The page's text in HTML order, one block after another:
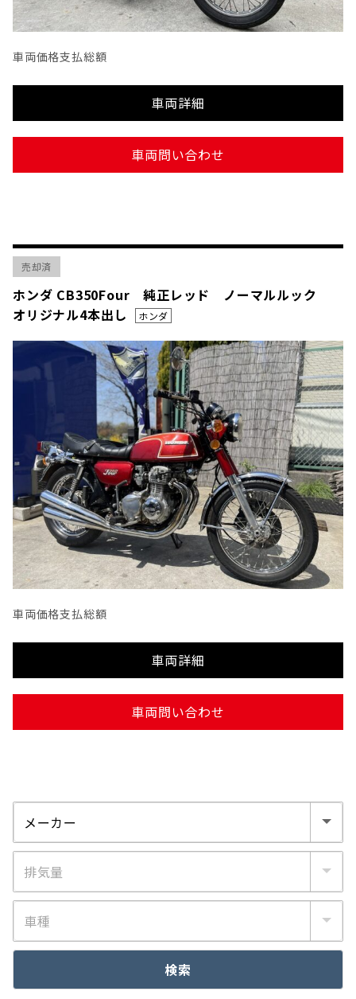
車両価格支払総額
車両詳細
車両問い合わせ
売却済
ホンダ CB350Four 純正レッド ノーマルルック
オリジナル4本出し
ホンダ
車両価格支払総額
車両詳細
車両問い合わせ
検索